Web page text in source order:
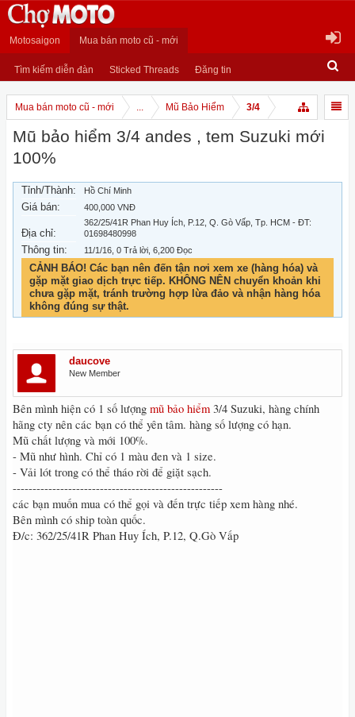
Motosaigon Mua bán moto cũ - mới
Tìm kiếm diễn đàn Sticked Threads Đăng tin
Mua bán moto cũ - mới ... Mũ Bảo Hiểm 3/4
Mũ bảo hiểm 3/4 andes , tem Suzuki mới
100%
Tỉnh/Thành: Hồ Chí Minh
Giá bán: 400,000 VNĐ
Địa chỉ:
362/25/41R Phan Huy Ích, P.12, Q. Gò Vấp, Tp. HCM - ĐT:
01698480998
Thông tin: 11/1/16 , 0 Trả lời, 6,200 Đọc
CẢNH BÁO! Các bạn nên đến tận nơi xem xe (hàng hóa) và
gặp mặt giao dịch trực tiếp. KHÔNG NÊN chuyển khoản khi
chưa gặp mặt, tránh trường hợp lừa đảo và nhận hàng hóa
không đúng sự thật.
daucove
New Member
Bên mình hiện có 1 số lượng mũ bảo hiểm 3/4 Suzuki, hàng chính
hãng cty nên các bạn có thể yên tâm. hàng số lượng có hạn.
Mũ chất lượng và mới 100%.
- Mũ như hình. Chỉ có 1 màu đen và 1 size.
- Vải lót trong có thể tháo rời để giặt sạch.
-----------------------------------------------------
các bạn muốn mua có thể gọi và đến trực tiếp xem hàng nhé.
Bên mình có ship toàn quốc.
Đ/c: 362/25/41R Phan Huy Ích, P.12, Q.Gò Vấp